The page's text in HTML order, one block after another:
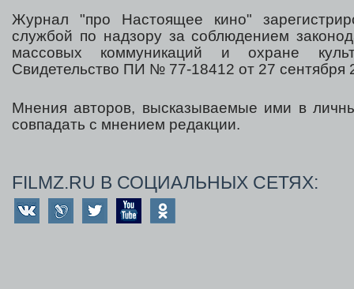
Журнал "про Настоящее кино"
службой по надзору за соблюдением
массовых коммуникаций и охране
Свидетельство ПИ № 77-18412 от 27 сентября
Мнения авторов, высказываемые ими в
совпадать с мнением редакции.
FILMZ.RU В СОЦИАЛЬНЫХ СЕТЯХ: